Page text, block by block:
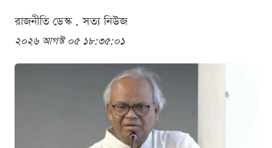
রাজনীতি ডেস্ক . সত্য নিউজ
২০২৬ আগস্ট ০৫ ১৮:৩৫:০১